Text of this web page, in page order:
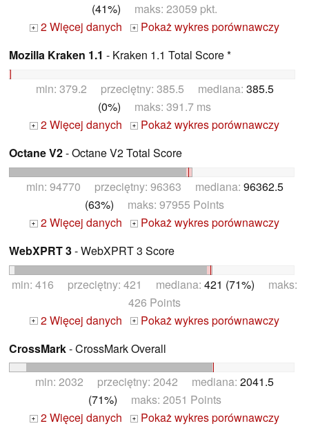
(41%) maks: 23059 pkt.
+ 2 Więcej danych +
Pokaż wykres porównawczy
Mozilla Kraken 1.1 - Kraken 1.1 Total Score *
min: 379.2 przeciętny: 385.5 mediana: 385.5
(0%) maks: 391.7 ms
+ 2 Więcej danych +
Pokaż wykres porównawczy
Octane V2- Octane V2 Total Score
min: 94770 przeciętny: 96363 mediana: 96362.5
(63%) maks: 97955 Points
+ 2 Więcej danych +
Pokaż wykres porównawczy
WebXPRT 3- WebXPRT 3 Score
min: 416 przeciętny: 421 mediana: 421 (71%) maks:
426 Points
+ 2 Więcej danych +
Pokaż wykres porównawczy
CrossMark- CrossMark Overall
min: 2032 przeciętny: 2042 mediana: 2041.5
(71%) maks: 2051 Points
+ 2 Więcej danych +
Pokaż wykres porównawczy